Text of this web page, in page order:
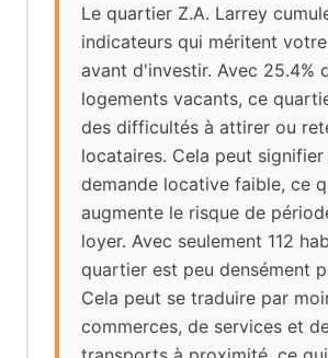
Le quartier Z.A. Larrey
indicateurs qui méritent
avant d'investir. Avec 25.4%
logements vacants, ce
des difficultés à attirer ou
locataires. Cela peut signifier
demande locative faible, ce
augmente le risque de
loyer. Avec seulement 112
quartier est peu densément
Cela peut se traduire par
commerces, de services et